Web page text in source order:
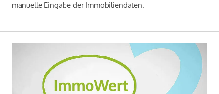
manuelle Eingabe der Immobiliendaten.